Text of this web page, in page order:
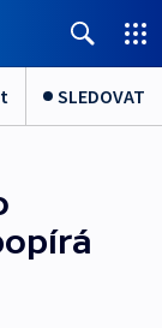
SLEDOVAT